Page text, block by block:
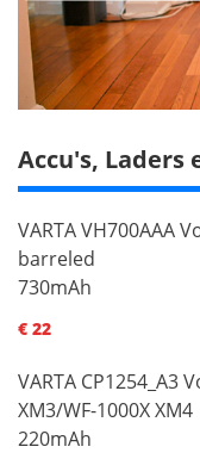
Accu's, Laders
VARTA VH700AAA
barreled
730mAh
€ 22
VARTA CP1254_A3
XM3/WF-1000X XM4
220mAh